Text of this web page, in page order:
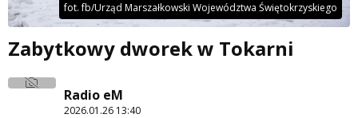
fot. fb/Urząd Marszałkowski Województwa Świętokrzyskiego
Zabytkowy dworek w Tokarni
Radio eM
2026.01.26 13:40